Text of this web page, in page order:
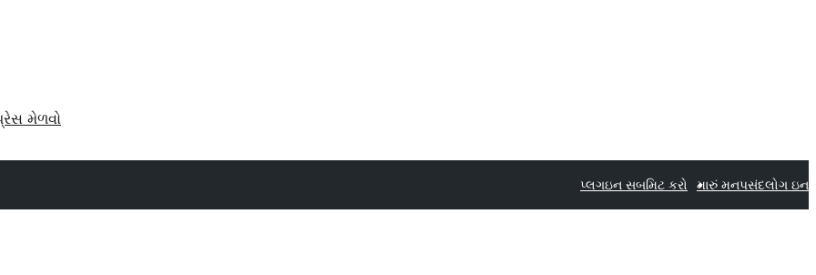
મેળવો
પ્લગઇન સબમિટ કરો મારું મનપસંદલોગ ઇન